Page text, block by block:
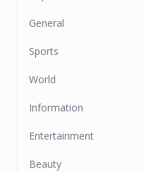
General
Sports
World
Information
Entertainment
Beauty